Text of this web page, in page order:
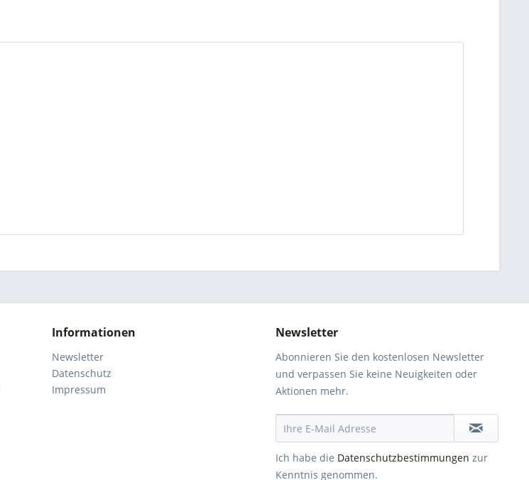
Informationen
Newsletter
Datenschutz
Impressum
Newsletter
Abonnieren Sie den kostenlosen Newsletter
und verpassen Sie keine Neuigkeiten oder
Aktionen mehr.
Ich habe die Datenschutzbestimmungen zur
Kenntnis genommen.